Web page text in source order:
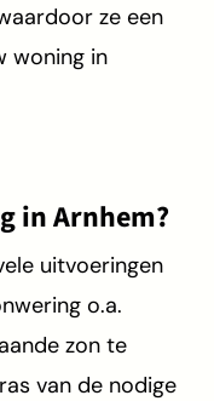
ze een
woning in
in Arnhem?
uitvoeringen
o.a.
zon te
van de nodige